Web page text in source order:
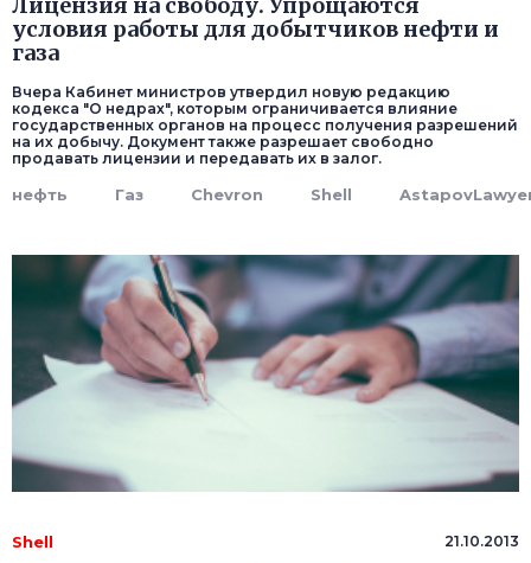
условия работы для добытчиков нефти и
газа
Вчера Кабинет министров утвердил новую редакцию
кодекса "О недрах", которым ограничивается влияние
государственных органов на процесс получения разрешений
на их добычу. Документ также разрешает свободно
продавать лицензии и передавать их в залог.
нефть Газ Chevron Shell
Shell 21.10.2013